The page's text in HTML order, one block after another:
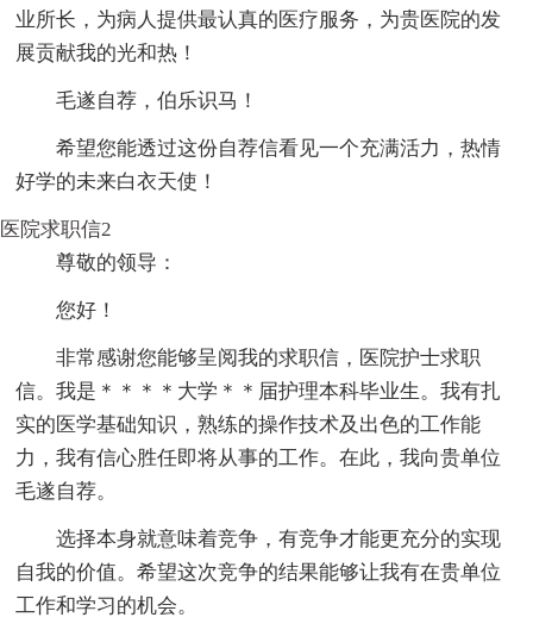
业所长，为病人提供最认真的医疗服务，为贵医院的发
展贡献我的光和热！
毛遂自荐，伯乐识马！
希望您能透过这份自荐信看见一个充满活力，热情
好学的未来白衣天使！
医院求职信2
尊敬的领导：
您好！
非常感谢您能够呈阅我的求职信，医院护士求职
信。我是＊＊＊＊大学＊＊届护理本科毕业生。我有扎
实的医学基础知识，熟练的操作技术及出色的工作能
力，我有信心胜任即将从事的工作。在此，我向贵单位
毛遂自荐。
选择本身就意味着竞争，有竞争才能更充分的实现
自我的价值。希望这次竞争的结果能够让我有在贵单位
工作和学习的机会。